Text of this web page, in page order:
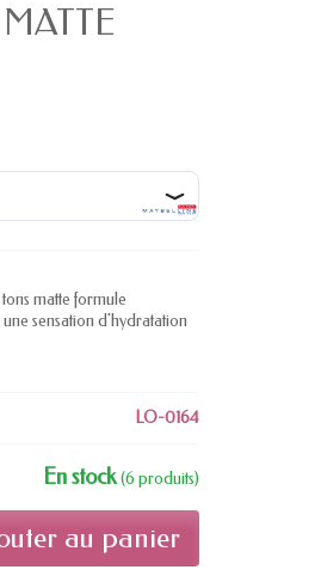
matte formule
sensation d'hydratation
LO-0164
En stock(6 produits)
au panier